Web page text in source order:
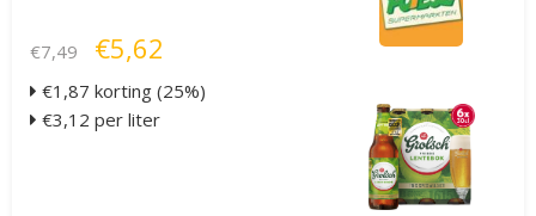
€7,49 €5,62
€1,87 korting (25%)
€3,12 per liter